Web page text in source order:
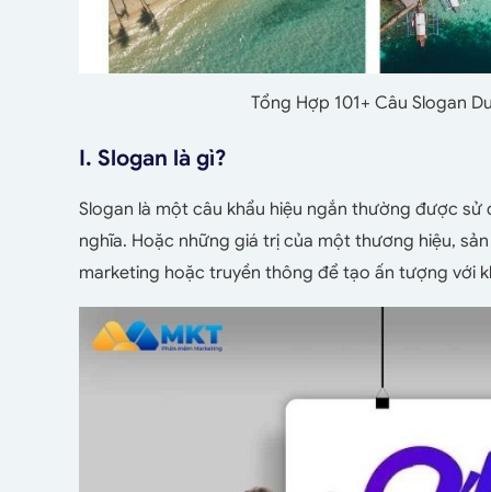
Tổng Hợp 101+ Câu Slogan
I. Slogan là gì?
Slogan là một câu khẩu hiệu ngắn thường được
nghĩa. Hoặc những giá trị của một thương hiệu,
marketing hoặc truyền thông để tạo ấn tượng với